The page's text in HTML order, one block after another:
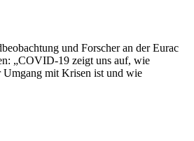
und Forscher an der Eurac
„COVID-19 zeigt uns auf, wie
Umgang mit Krisen ist und wie